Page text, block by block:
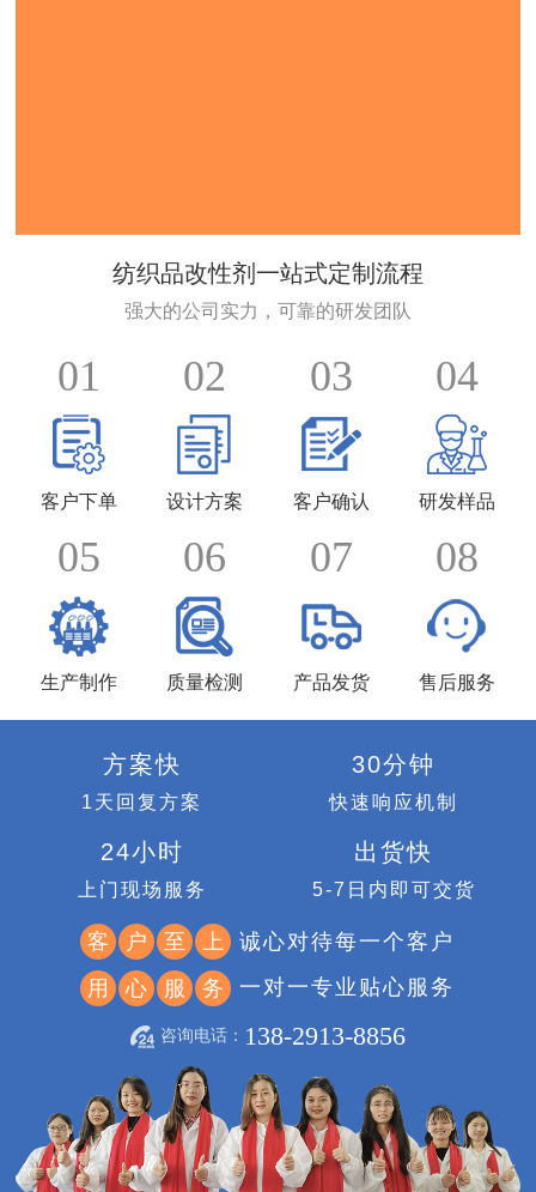
纺织品改性剂一站式定制流程
强大的公司实力，可靠的研发团队
01
客户下单
02
设计方案
03
客户确认
04
研发样品
05
生产制作
06
质量检测
07
产品发货
08
售后服务
方案快
1天回复方案
30分钟
快速响应机制
24小时
上门现场服务
出货快
5-7日内即可交货
客 户 至 上
诚心对待每一个客户
用
心 服 务 一对一专业贴心服务
咨询电话： 138-2913-8856